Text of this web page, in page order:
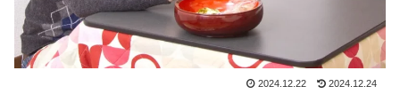
2024.12.22 2024.12.24